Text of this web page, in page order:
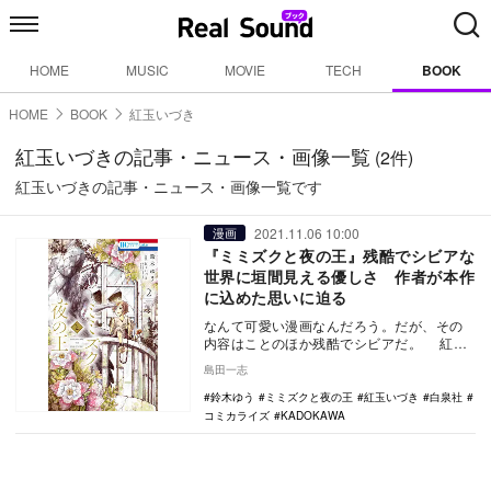
HOME MUSIC MOVIE TECH BOOK
HOME BOOK 紅玉いづき
紅玉いづきの記事・ニュース・画像一覧 (2件)
紅玉いづきの記事・ニュース・画像一覧です
漫画 2021.11.06 10:00
『ミミズクと夜の王』残酷でシビアな
世界に垣間見える優しさ 作者が本作
に込めた思いに迫る
なんて可愛い漫画なんだろう。だが、その
内容はことのほか残酷でシビアだ。 紅玉
（KADOKAW…
島田一志
鈴木ゆう
ミミズクと夜の王 紅玉いづき
白泉社
コミカライズ
KADOKAWA